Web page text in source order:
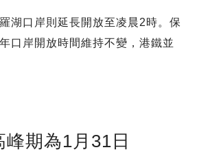
湖口岸則延長開放至凌晨2時。保
口岸開放時間維持不變，港鐵並
期為1月31日